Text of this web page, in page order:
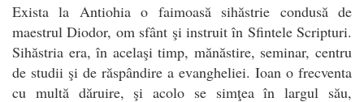
Exista la Antiohia o faimoasă sihăstrie condusă de
maestrul Diodor, om sfânt şi instruit în Sfintele Scripturi.
Sihăstria era, în acelaşi timp, mănăstire, seminar, centru
de studii şi de răspândire a evangheliei. Ioan o frecventa
cu multă dăruire, şi acolo se simţea în largul său,